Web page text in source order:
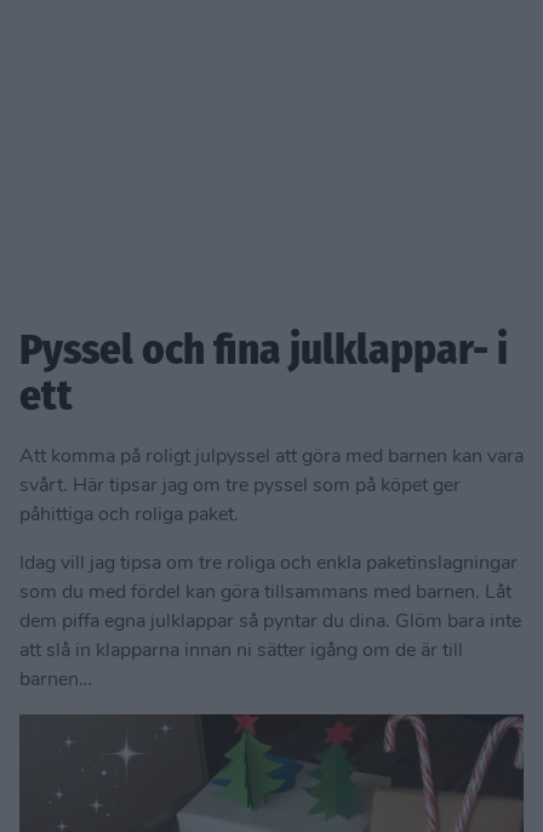
Pyssel och fina julklappar- i
ett
Att komma på roligt julpyssel att göra med barnen kan vara
svårt. Här tipsar jag om tre pyssel som på köpet ger
påhittiga och roliga paket.
Idag vill jag tipsa om tre roliga och enkla paketinslagningar
som du med fördel kan göra tillsammans med barnen. Låt
dem piffa egna julklappar så pyntar du dina. Glöm bara inte
att slå in klapparna innan ni sätter igång om de är till
barnen…